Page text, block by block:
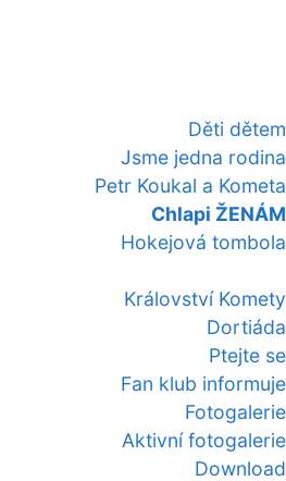
Děti dětem
Jsme jedna rodina
Petr Koukal a Kometa
Chlapi ŽENÁM
Hokejová tombola
Království Komety
Dortiáda
Ptejte se
Fan klub informuje
Fotogalerie
Aktivní fotogalerie
Download